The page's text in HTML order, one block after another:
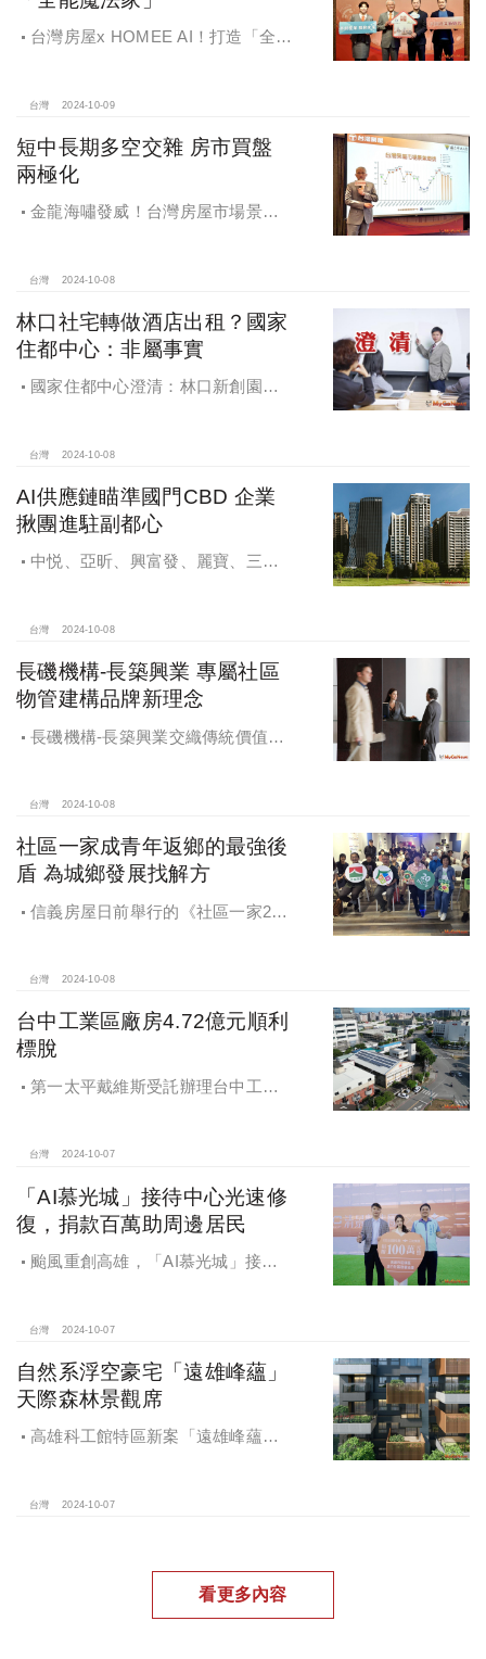
台灣房屋x HOMEE AI！打造「全能
台灣 2024-10-09
短中長期多空交雜 房市買盤
兩極化
金龍海嘯發威！台灣房屋市場景氣
望全壘打
台灣 2024-10-08
林口社宅轉做酒店出租？國家
住都中心：非屬事實
國家住都中心澄清：林口新創園秉
台灣 2024-10-08
AI供應鏈瞄準國門CBD 企業
揪團進駐副都心
中悦、亞昕、興富發、麗寶、三發
未來還陸續有超過7萬坪辦公樓面積新
供給。
台灣 2024-10-08
長磯機構-長築興業 專屬社區
物管建構品牌新理念
長磯機構-長築興業交織傳統價值與
家邸「長築白樓1」
台灣 2024-10-08
社區一家成青年返鄉的最強後
盾 為城鄉發展找解方
信義房屋日前舉行的《社區一家20
彰化鬆勢三日節策展人劉孟豪分享他
們如何以創新思維和社區凝聚力，為
家鄉帶來改變和發展的故事。
台灣 2024-10-08
台中工業區廠房4.72億元順利
標脫
第一太平戴維斯受託辦理台中工業
價率5％。
台灣 2024-10-07
「AI慕光城」接待中心光速修
復，捐款百萬助周邊居民
颱風重創高雄，「AI慕光城」接待
民復原家園
台灣 2024-10-07
自然系浮空豪宅「遠雄峰蘊」
天際森林景觀席
高雄科工館特區新案「遠雄峰蘊」
台灣 2024-10-07
看更多內容